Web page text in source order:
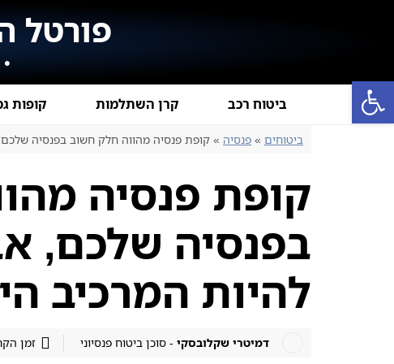
פתח סרגל נגישות
פורטל
ביטוח רכב קרן השתלמות קופות
ביטוחים » פנסיה » קופת פנסיה מהווה חלק חשוב בפנסיה
קופת פנסיה
בפנסיה שלכם,
להיות המרכיב
דמיטרי שקלובסקי - סוכן ביטוח פנסיוני זמן